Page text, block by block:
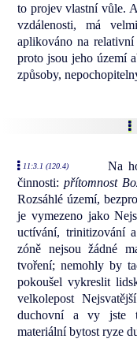
to projev vlastní vůle.
vzdálenosti, má
aplikováno na
proto jsou jeho území
způsoby,
11:3.1 (120.4)
Na
činnosti:přítomnost
Rozsáhlé území,
je vymezeno jako
uctívání, trinitizování
zóně nejsou žádné
tvoření; nemohly by
pokoušel vykreslit
velkolepost
duchovní a vy jste
materiální bytost ryze